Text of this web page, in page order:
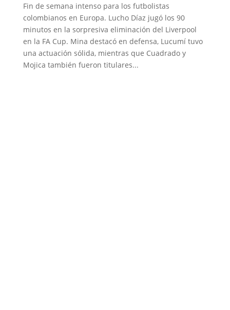
Fin de semana intenso para los futbolistas
colombianos en Europa. Lucho Díaz jugó los 90
minutos en la sorpresiva eliminación del Liverpool
en la FA Cup. Mina destacó en defensa, Lucumí tuvo
una actuación sólida, mientras que Cuadrado y
Mojica también fueron titulares...